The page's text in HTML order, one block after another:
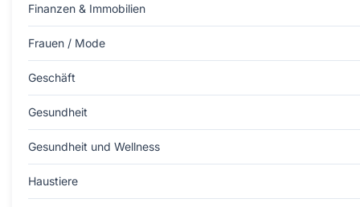
Finanzen & Immobilien
Frauen / Mode
Geschäft
Gesundheit
Gesundheit und Wellness
Haustiere